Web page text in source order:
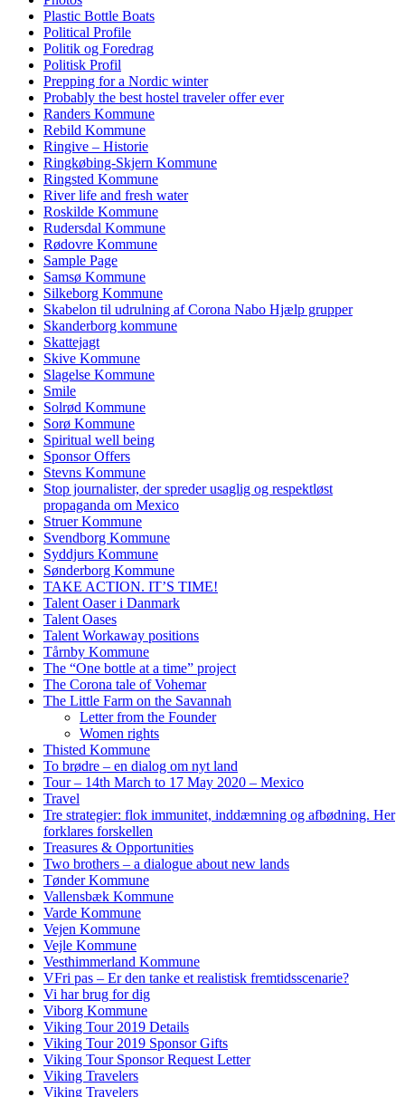
Plastic Bottle Boats
Political Profile
Politik og Foredrag
Politisk Profil
Prepping for a Nordic winter
Probably the best hostel traveler offer ever
Randers Kommune
Rebild Kommune
Ringive – Historie
Ringkøbing-Skjern Kommune
Ringsted Kommune
River life and fresh water
Roskilde Kommune
Rudersdal Kommune
Rødovre Kommune
Sample Page
Samsø Kommune
Silkeborg Kommune
Skabelon til udrulning af Corona Nabo Hjælp grupper
Skanderborg kommune
Skattejagt
Skive Kommune
Slagelse Kommune
Smile
Solrød Kommune
Sorø Kommune
Spiritual well being
Sponsor Offers
Stevns Kommune
Stop journalister, der spreder usaglig og respektløst
propaganda om Mexico
Struer Kommune
Svendborg Kommune
Syddjurs Kommune
Sønderborg Kommune
TAKE ACTION. IT’S TIME!
Talent Oaser i Danmark
Talent Oases
Talent Workaway positions
Tårnby Kommune
The “One bottle at a time” project
The Corona tale of Vohemar
The Little Farm on the Savannah
Letter from the Founder
Women rights
Thisted Kommune
To brødre – en dialog om nyt land
Tour – 14th March to 17 May 2020 – Mexico
Travel
Tre strategier: flok immunitet, inddæmning og afbødning. Her
forklares forskellen
Treasures & Opportunities
Two brothers – a dialogue about new lands
Tønder Kommune
Vallensbæk Kommune
Varde Kommune
Vejen Kommune
Vejle Kommune
Vesthimmerland Kommune
VFri pas – Er den tanke et realistisk fremtidsscenarie?
Vi har brug for dig
Viborg Kommune
Viking Tour 2019 Details
Viking Tour 2019 Sponsor Gifts
Viking Tour Sponsor Request Letter
Viking Travelers
Viking Travelers